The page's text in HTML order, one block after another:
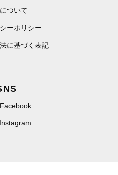
ついて
ーポリシー
に基づく表記
Facebook
Instagram